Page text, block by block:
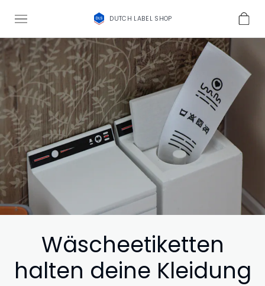
DUTCH LABEL SHOP
Wäscheetiketten
halten deine Kleidung